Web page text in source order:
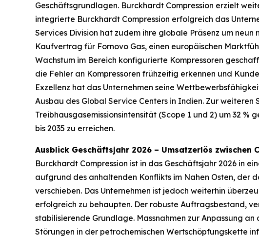
Geschäftsgrundlagen. Burckhardt Compression erzielt
integrierte Burckhardt Compression erfolgreich das
Services Division hat zudem ihre globale Präsenz um
Kaufvertrag für Fornovo Gas, einen europäischen
Wachstum im Bereich konfigurierte Kompressoren
die Fehler an Kompressoren frühzeitig erkennen und
Exzellenz hat das Unternehmen seine
Ausbau des Global Service Centers in Indien. Zur
Treibhausgasemissionsintensität (Scope 1 und 2) um 32
bis 2035 zu erreichen.
Ausblick Geschäftsjahr 2026 – Umsatzerlös zwischen
Burckhardt Compression ist in das Geschäftsjahr 2026 in
aufgrund des anhaltenden Konflikts im Nahen Osten, der
verschieben. Das Unternehmen ist jedoch weiterhin
erfolgreich zu behaupten. Der robuste Auftragsbestand,
stabilisierende Grundlage. Massnahmen zur Anpassung
Störungen in der petrochemischen Wertschöpfungskette